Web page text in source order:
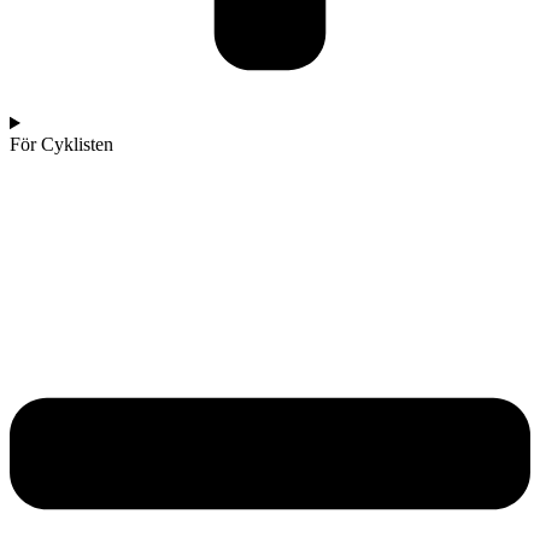
För Cyklisten